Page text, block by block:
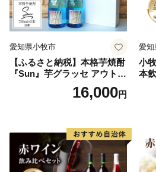
を感じていただければ幸いです。
【返礼品やお申込みに関するお問
見附市ふるさと納税事務局
FAX：050-3488-0889
営業時間 9：00～18：00（※土
み）
愛知県小牧市
【ふるさと納税】本格芋焼酎
『Sun』芋グラッセ アウトド
ア ソロキャンプ ベランピン
グ 巣ごもり 就労支援16,000円
愛知
小
本
ど